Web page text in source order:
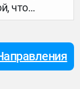
что
уже не
однако
иное: в